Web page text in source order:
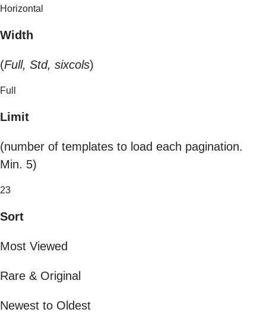
Horizontal
Width
(Full, Std, sixcols)
Full
Limit
(number of templates to load each pagination.
Min. 5)
23
Sort
Most Viewed
Rare & Original
Newest to Oldest